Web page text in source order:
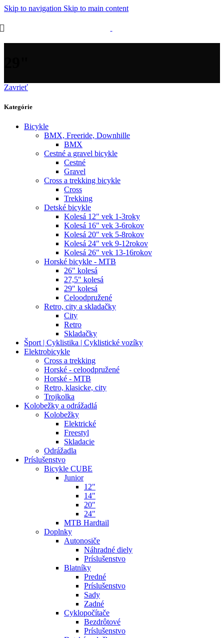
Skip to navigation Skip to main content
Zavrieť
Kategórie
Bicykle
BMX, Freeride, Downhille
BMX
Cestné a gravel bicykle
Cestné
Gravel
Cross a trekking bicykle
Cross
Trekking
Detské bicykle
Kolesá 12" vek 1-3roky
Kolesá 16" vek 3-6rokov
Kolesá 20" vek 5-8rokov
Kolesá 24" vek 9-12rokov
Kolesá 26" vek 13-16rokov
Horské bicykle - MTB
26" kolesá
27,5" kolesá
29" kolesá
Celoodpružené
Retro, city a skladačky
City
Retro
Skladačky
Šport | Cyklistika | Cyklistické vozíky
Elektrobicykle
Cross a trekking
Horské - celoodpružené
Horské - MTB
Retro, klasicke, city
Trojkolka
Kolobežky a odrážadlá
Kolobežky
Elektrické
Freestyl
Skladacie
Odrážadla
Príslušenstvo
Bicykle CUBE
Junior
12"
14"
20"
24"
MTB Hardtail
Doplnky
Autonosiče
Náhradné diely
Príslušenstvo
Blatníky
Predné
Príslušenstvo
Sady
Zadné
Cyklopočítače
Bezdrôtové
Príslušenstvo